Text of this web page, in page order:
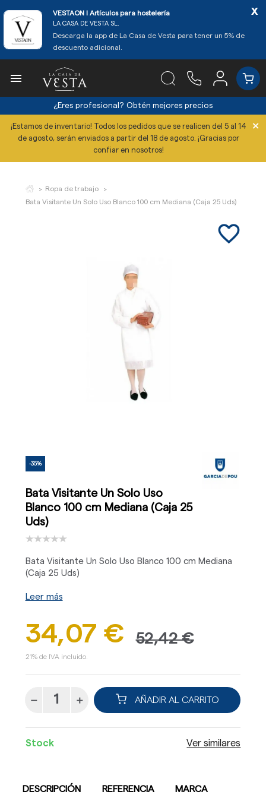
VESTAON l Artículos para hostelería
LA CASA DE VESTA SL.
Descarga la app de La Casa de Vesta para tener un 5% de
descuento adicional.
x

¿Eres profesional? Obtén mejores precios
¡Estamos de inventario! Todos los pedidos que se realicen del 5 al 14
de agosto, serán enviados a partir del 18 de agosto. ¡Gracias por
confiar en nosotros!
×
Ropa de trabajo
Bata Visitante Un Solo Uso Blanco 100 cm Mediana (Caja 25 Uds)
favorite_border
-35%
Bata Visitante Un Solo Uso
Blanco 100 cm Mediana (Caja 25
Uds)
Bata Visitante Un Solo Uso Blanco 100 cm Mediana
(Caja 25 Uds)
Leer más
34,07 € 52,42 €
21% de IVA incluido.
AÑADIR AL CARRITO
Stock Ver similares
DESCRIPCIÓN REFERENCIA MARCA